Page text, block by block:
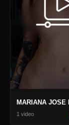
1 video